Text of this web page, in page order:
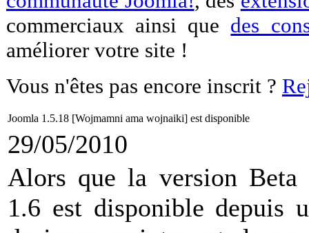
commerciaux ainsi que des
améliorer votre site !
Vous n'êtes pas encore inscrit ?
Joomla 1.5.18 [Wojmamni ama wojnaiki] est disponible
29/05/2010
Alors que la version Beta
1.6 est disponible depuis